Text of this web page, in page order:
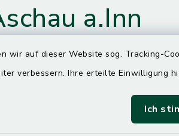
wir auf dieser Website sog. Tracking-
verbessern. Ihre erteilte Einwilligung
Ich
a.Inn
Öffnungszeiten
7.30 – 13.00 Uhr